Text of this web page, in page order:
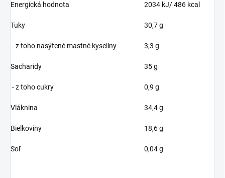
Energická hodnota 2034 kJ/ 486 kcal
Tuky 30,7 g
- z toho nasýtené mastné kyseliny 3,3 g
Sacharidy 35 g
- z toho cukry 0,9 g
Vláknina 34,4 g
Bielkoviny 18,6 g
Soľ 0,04 g